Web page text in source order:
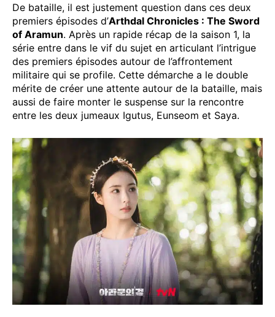
De bataille, il est justement question dans ces deux
premiers épisodes d’Arthdal Chronicles : The Sword
of Aramun. Après un rapide récap de la saison 1, la
série entre dans le vif du sujet en articulant l’intrigue
des premiers épisodes autour de l’affrontement
militaire qui se profile. Cette démarche a le double
mérite de créer une attente autour de la bataille, mais
aussi de faire monter le suspense sur la rencontre
entre les deux jumeaux Igutus, Eunseom et Saya.